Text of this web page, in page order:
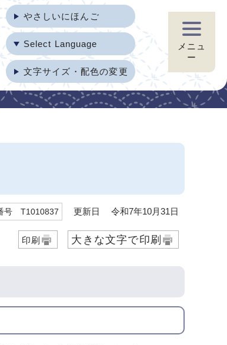
やさしいにほんご
Select Language
文字サイズ・配色の変更
メニュ
ー
号 T1010837 更新日 令和7年10月31日
印刷 大きな文字で印刷